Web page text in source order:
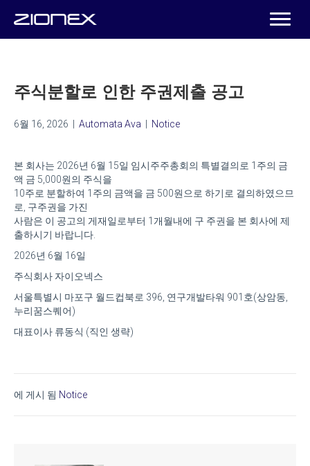
주식분할로 인한 주권제출 공고
6월 16, 2026 Automata Ava Notice
본 회사는 2026년 6월 15일 임시주주총회의 특별결의로 1주의 금
액 금 5,000원의 주식을
10주로 분할하여 1주의 금액을 금 500원으로 하기로 결의하였으므
로, 구주권을 가진
사람은 이 공고의 게재일로부터 1개월내에 구 주권을 본 회사에 제
출하시기 바랍니다.
2026년 6월 16일
주식회사 자이오넥스
서울특별시 마포구 월드컵북로 396, 연구개발타워 901호(상암동,
누리꿈스퀘어)
대표이사 류동식 (직인 생략)
에 게시 됨 Notice